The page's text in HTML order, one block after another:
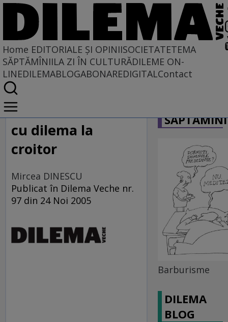
Home EDITORIALE ȘI OPINIISOCIETATETEMA
SĂPTĂMÎNIILA ZI ÎN CULTURĂDILEME ON-
LINEDILEMABLOGABONAREDIGITALContact
Home
EDITORIALE ȘI OPINII
SITUAȚIUNEA
cu dilema la
croitor
Mircea DINESCU
Publicat în Dilema Veche nr.
97 din 24 Noi 2005
Barburisme
DILEMA
BLOG